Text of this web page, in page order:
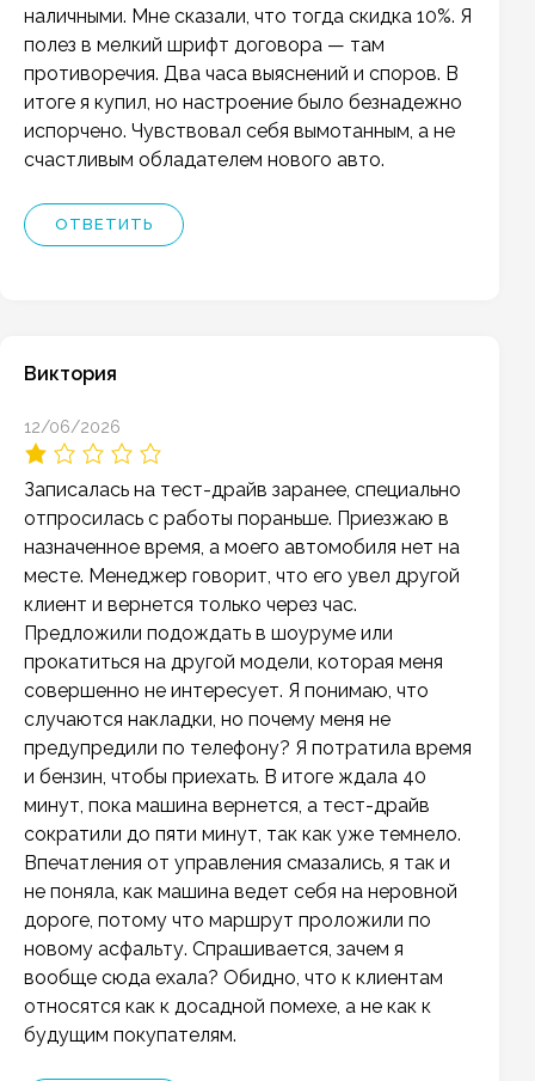
наличными. Мне сказали, что тогда скидка 10%. Я
полез в мелкий шрифт договора — там
противоречия. Два часа выяснений и споров. В
итоге я купил, но настроение было безнадежно
испорчено. Чувствовал себя вымотанным, а не
счастливым обладателем нового авто.
ОТВЕТИТЬ
Виктория
12/06/2026
Записалась на тест-драйв заранее, специально
отпросилась с работы пораньше. Приезжаю в
назначенное время, а моего автомобиля нет на
месте. Менеджер говорит, что его увел другой
клиент и вернется только через час.
Предложили подождать в шоуруме или
прокатиться на другой модели, которая меня
совершенно не интересует. Я понимаю, что
случаются накладки, но почему меня не
предупредили по телефону? Я потратила время
и бензин, чтобы приехать. В итоге ждала 40
минут, пока машина вернется, а тест-драйв
сократили до пяти минут, так как уже темнело.
Впечатления от управления смазались, я так и
не поняла, как машина ведет себя на неровной
дороге, потому что маршрут проложили по
новому асфальту. Спрашивается, зачем я
вообще сюда ехала? Обидно, что к клиентам
относятся как к досадной помехе, а не как к
будущим покупателям.